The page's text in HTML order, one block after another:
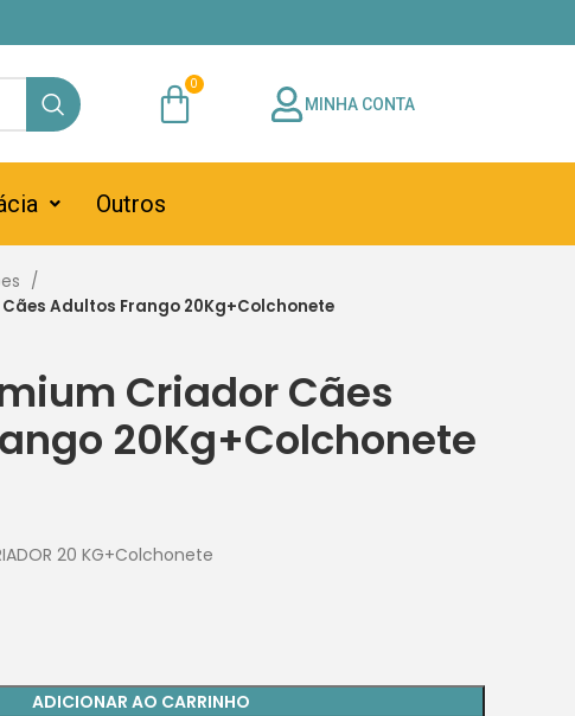
MINHA CONTA
Outros
Adultos Frango 20Kg+Colchonete
Criador Cães
20Kg+Colchonete
20 KG+Colchonete
ADICIONAR AO CARRINHO